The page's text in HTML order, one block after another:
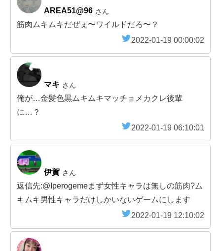
AREA51@96 さん
筋肉ムキムキだぜぇ〜ワイルドだろ〜？
2022-01-19 00:00:02
マキ さん
俺が…金髪色黒ムキムキマッチョメカクレ後輩
に…？
2022-01-19 06:10:01
伊賀 さん
返信先:@Iperogemeまず女性キャラは無しの筋肉?ム
キムキ男性キャラだけしかいないゲームにします
2022-01-19 12:10:02